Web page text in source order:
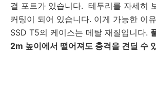
결 포트가 있습니다. 테두리를 자세히
커팅이 되어 있습니다. 이게 가능한 이
SSD T5의 케이스는 메탈 재질입니다.
2m 높이에서 떨어져도 충격을 견딜 수